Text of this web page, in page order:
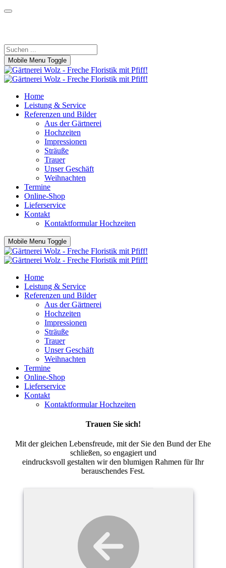
Mobile Menu Toggle
Home
Leistung & Service
Referenzen und Bilder
Aus der Gärtnerei
Hochzeiten
Impressionen
Sträuße
Trauer
Unser Geschäft
Weihnachten
Termine
Online-Shop
Lieferservice
Kontakt
Kontaktformular Hochzeiten
Mobile Menu Toggle
Home
Leistung & Service
Referenzen und Bilder
Aus der Gärtnerei
Hochzeiten
Impressionen
Sträuße
Trauer
Unser Geschäft
Weihnachten
Termine
Online-Shop
Lieferservice
Kontakt
Kontaktformular Hochzeiten
Trauen Sie sich!
Mit der gleichen Lebensfreude, mit der Sie den Bund der Ehe
schließen, so engagiert und
eindrucksvoll gestalten wir den blumigen Rahmen für Ihr
berauschendes Fest.